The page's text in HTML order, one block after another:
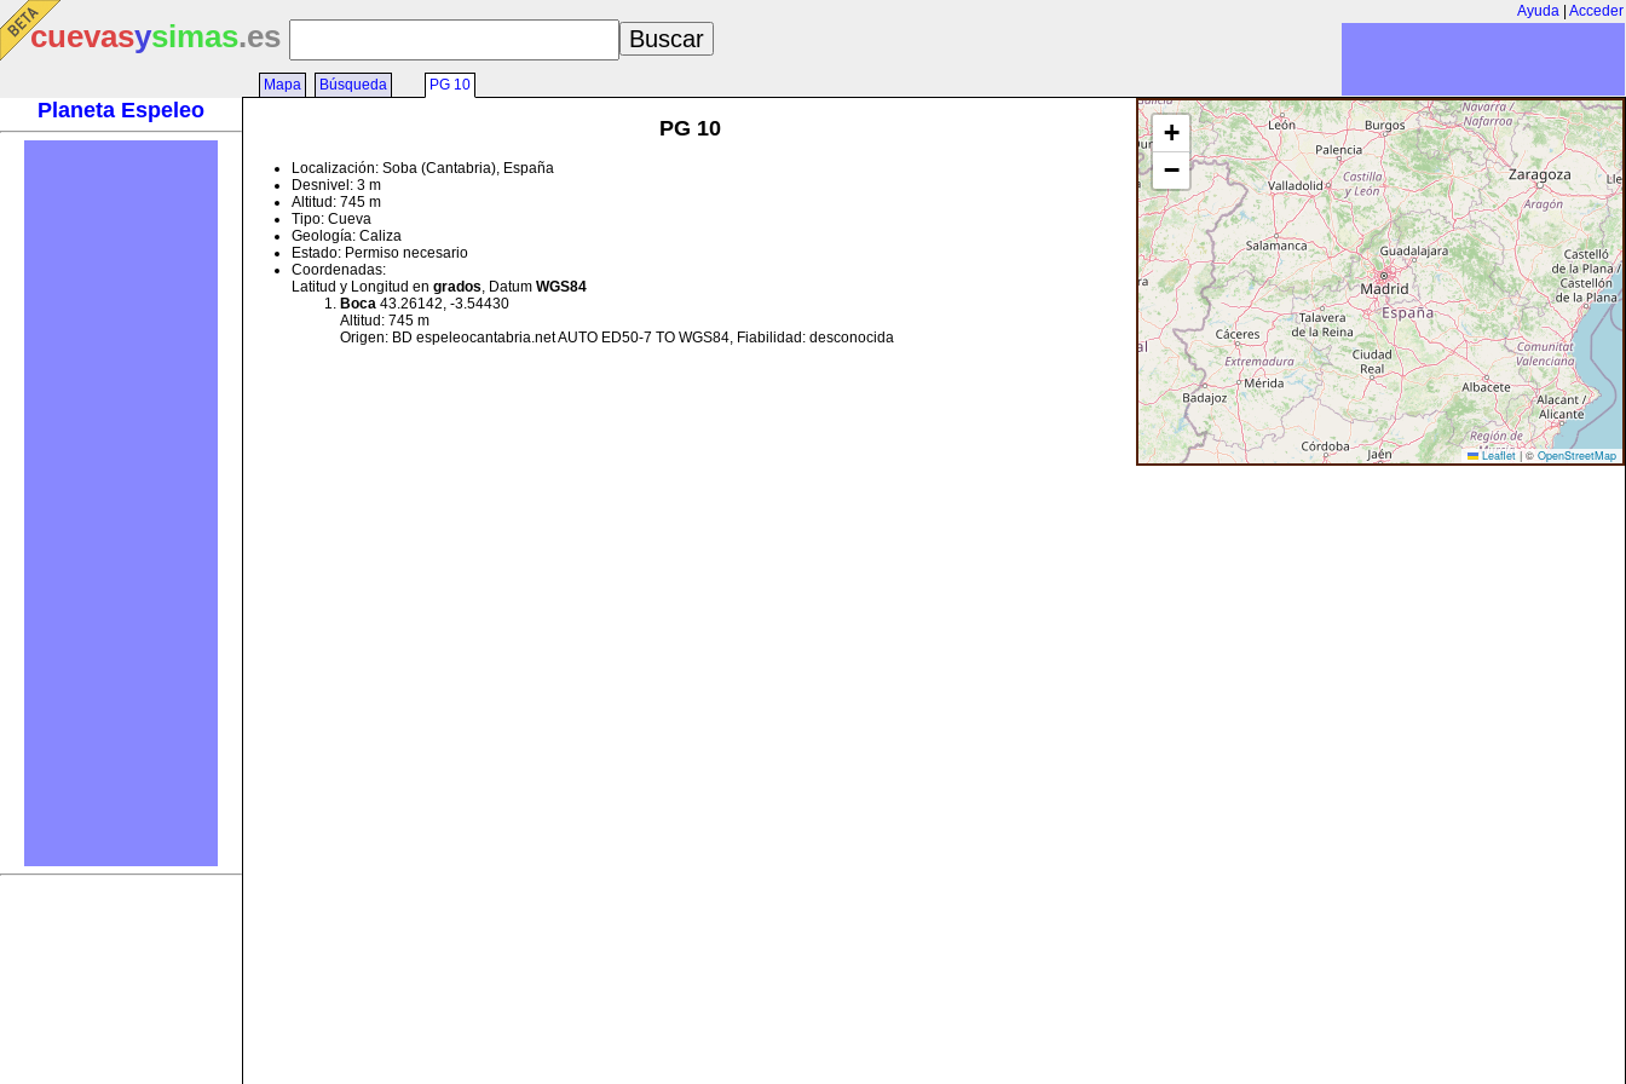
Ayuda Acceder
cuevasysimas.es
Planeta Espeleo
Mapa Búsqueda PG 10
+
−
Leaflet | © OpenStreetMap
PG 10
Localización: Soba (Cantabria), España
Desnivel: 3 m
Altitud: 745 m
Tipo: Cueva
Geología: Caliza
Estado: Permiso necesario
Coordenadas:
Latitud y Longitud en grados, Datum WGS84
Boca 43.26142, -3.54430
Altitud: 745 m
Origen: BD espeleocantabria.net AUTO ED50-7 TO WGS84, Fiabilidad: desconocida